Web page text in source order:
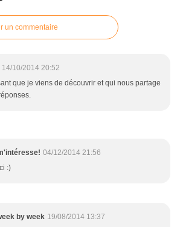
un commentaire
14/10/2014 20:52
que je viens de découvrir et qui nous partage
04/12/2014 21:56
:)
by week 19/08/2014 13:37